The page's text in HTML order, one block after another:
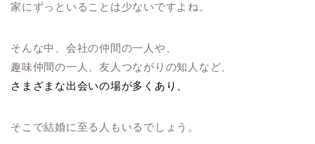
家にずっといることは少ないですよね。
そんな中、会社の仲間の一人や、
趣味仲間の一人、友人つながりの知人など、
さまざまな出会いの場が多くあり、
そこで結婚に至る人もいるでしょう。